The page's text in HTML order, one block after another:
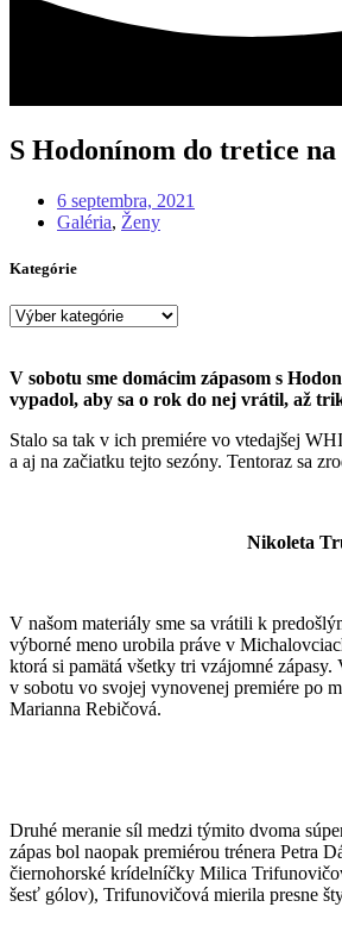
S Hodonínom do tretice
6 septembra, 2021
Galéria, Ženy
Kategórie
Kategórie
V sobotu sme domácim zápasom s
vypadol, aby sa o rok do nej vrátil, až
Stalo sa tak v ich premiére vo vtedajšej
a aj na začiatku tejto sezóny. Tentoraz sa
Nikoleta
V našom materiály sme sa vrátili k
výborné meno urobila práve v
ktorá si pamätá všetky tri vzájomné
v sobotu vo svojej vynovenej premiére po
Marianna Rebičová.
Druhé meranie síl medzi týmito dvoma
zápas bol naopak premiérou trénera Petra
čiernohorské krídelníčky Milica
šesť gólov), Trifunovičová mierila presne